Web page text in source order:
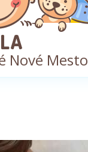
Nové Mesto